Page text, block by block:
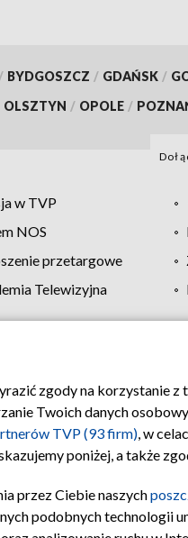
/ BYDGOSZCZ / GDAŃSK /
OLSZTYN / OPOLE /
w TVP
NOS
przetargowe
Telewizyjna
TVP Polityka
zgody na korzystanie
Twoich danych
TVP (93 firm), w
poniżej, a także
przez Ciebie naszych
podobnych technologii